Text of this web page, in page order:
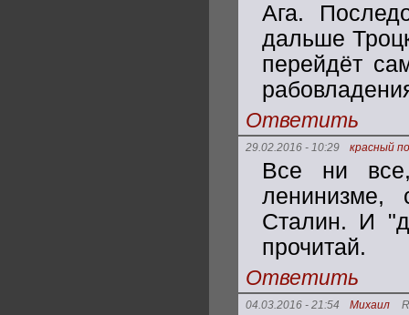
Ага.
дальше
перейдёт
Ответить
29.02.2016 - 10:29 красный
Все ни
Сталин. И
прочитай.
Ответить
04.03.2016 - 21:54 Михаил